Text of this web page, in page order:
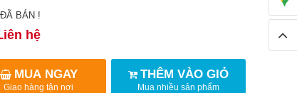
BÁN !
hệ
MUA NGAY
Giao hàng tận nơi
THÊM VÀO GIỎ
Mua nhiều sản phẩm